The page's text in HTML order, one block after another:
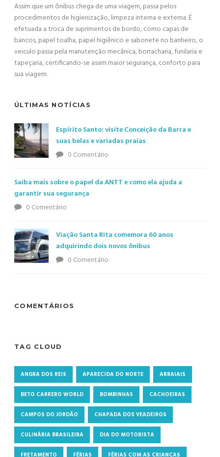
Assim que um ônibus chega de uma viagem, passa pelos
procedimentos de higienização, limpeza interna e externa. É
efetuada a troca de suprimentos de bordo, como capas de
bancos, papel toalha, papel higiênico e sabonete no banheiro, o
veiculo passa pela manutenção mecânica, borracharia, funilaria e
tapeçaria, certificando-se assim maior segurança, conforto para
sua viagem.
ÚLTIMAS NOTÍCIAS
Espírito Santo: visite Conceição da Barra e
suas belas e variadas praias
0 Comentário
Saiba mais sobre o papel da ANTT e como ela ajuda a
garantir sua segurança
0 Comentário
Viação Santa Rita comemora 60 anos
adquirindo dois novos ônibus
0 Comentário
COMENTÁRIOS
TAG CLOUD
ANGRA DOS REIS APARECIDA DO NORTE ARRAIAIS
BETO CARRERO WORLD BOMBINHAS CACHOEIRAS
CAMPOS DO JORDÃO CHAPADA DOS VEADEIROS
CULINÁRIA BRASILEIRA DIA DO MOTORISTA
FRETAMENTO FÉRIAS FÉRIAS COM AS CRIANÇAS